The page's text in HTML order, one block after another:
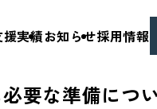
援実績お知らせ採用情報
要な準備につ